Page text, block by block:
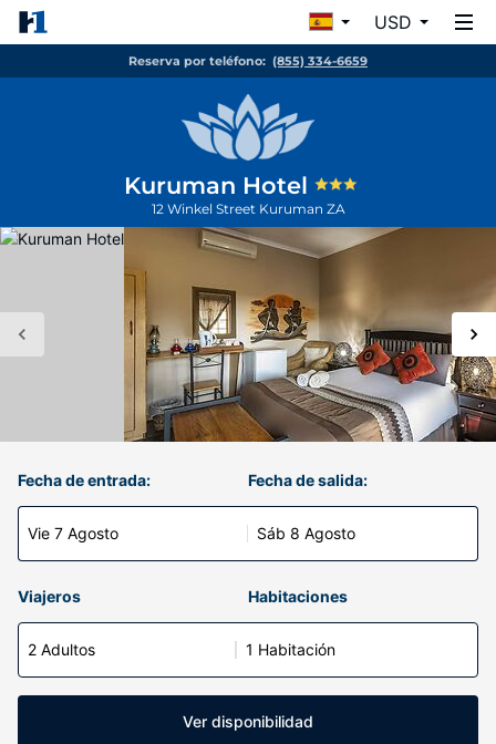
USD
Reserva por teléfono: (855) 334-6659
Kuruman Hotel
12 Winkel Street Kuruman ZA
Fecha de entrada:
Vie 7 Agosto
Fecha de salida:
Sáb 8 Agosto
Viajeros Habitaciones
2 Adultos 1 Habitación
Ver disponibilidad